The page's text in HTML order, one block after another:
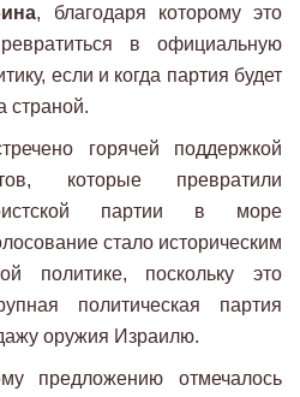
, благодаря которому это
в официальную
если и когда партия будет
страной.
горячей поддержкой
которые превратили
партии в море
стало историческим
политике, поскольку это
политическая партия
оружия Израилю.
предложению отмечалось